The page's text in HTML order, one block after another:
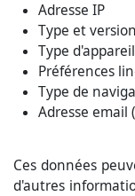
Adresse IP
Type et
Type d'appareil
Préférences
Type de
Adresse email
Ces données
d'autres